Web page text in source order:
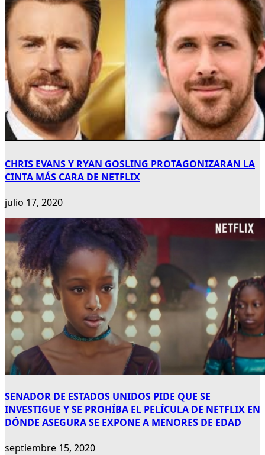
CHRIS EVANS Y RYAN GOSLING PROTAGONIZARAN LA
CINTA MÁS CARA DE NETFLIX
julio 17, 2020
SENADOR DE ESTADOS UNIDOS PIDE QUE SE
INVESTIGUE Y SE PROHÍBA EL PELÍCULA DE NETFLIX EN
DÓNDE ASEGURA SE EXPONE A MENORES DE EDAD
septiembre 15, 2020